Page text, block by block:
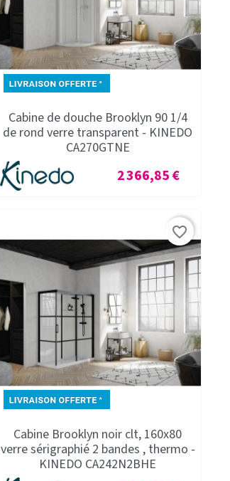
Cabine de douche Brooklyn 90 1/4
de rond verre transparent - KINEDO
CA270GTNE
Prix
2 366,85 €
Cabine Brooklyn noir clt, 160x80
verre sérigraphié 2 bandes , thermo -
KINEDO CA242N2BHE
favorite_border